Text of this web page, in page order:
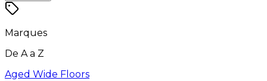
Marques
De A a Z
Aged Wide Floors